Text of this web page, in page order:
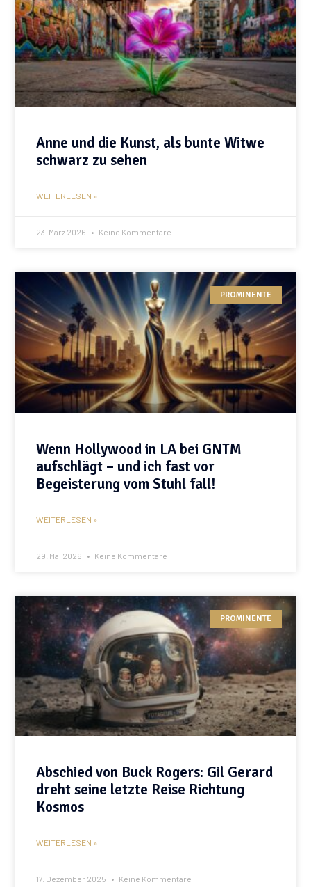
Anne und die Kunst, als bunte Witwe
schwarz zu sehen
WEITERLESEN »
23. März 2026 Keine Kommentare
PROMINENTE
Wenn Hollywood in LA bei GNTM
aufschlägt – und ich fast vor
Begeisterung vom Stuhl fall!
WEITERLESEN »
29. Mai 2026 Keine Kommentare
PROMINENTE
Abschied von Buck Rogers: Gil Gerard
dreht seine letzte Reise Richtung
Kosmos
WEITERLESEN »
17. Dezember 2025 Keine Kommentare